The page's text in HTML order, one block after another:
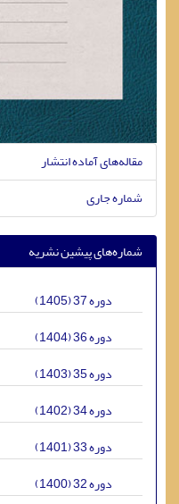
مقاله‌های آماده انتشار
شماره جاری
شماره‌های پیشین نشریه
دوره 37 (1405)
دوره 36 (1404)
دوره 35 (1403)
دوره 34 (1402)
دوره 33 (1401)
دوره 32 (1400)